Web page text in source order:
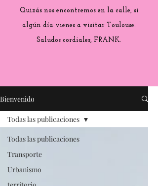
Quizás nos encontremos en la calle, si
algún día vienes a visitar Toulouse.
Saludos cordiales, FRANK.
Bienvenido
Todas las publicaciones
Transporte
Urbanismo
Todas las publicaciones